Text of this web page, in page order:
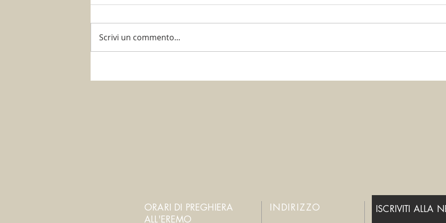
È tempo di potare!
Scrivi un commento...
ORARI DI PREGHIERA
ALL'EREMO
INDIRIZZO ISCRIVITI ALLA